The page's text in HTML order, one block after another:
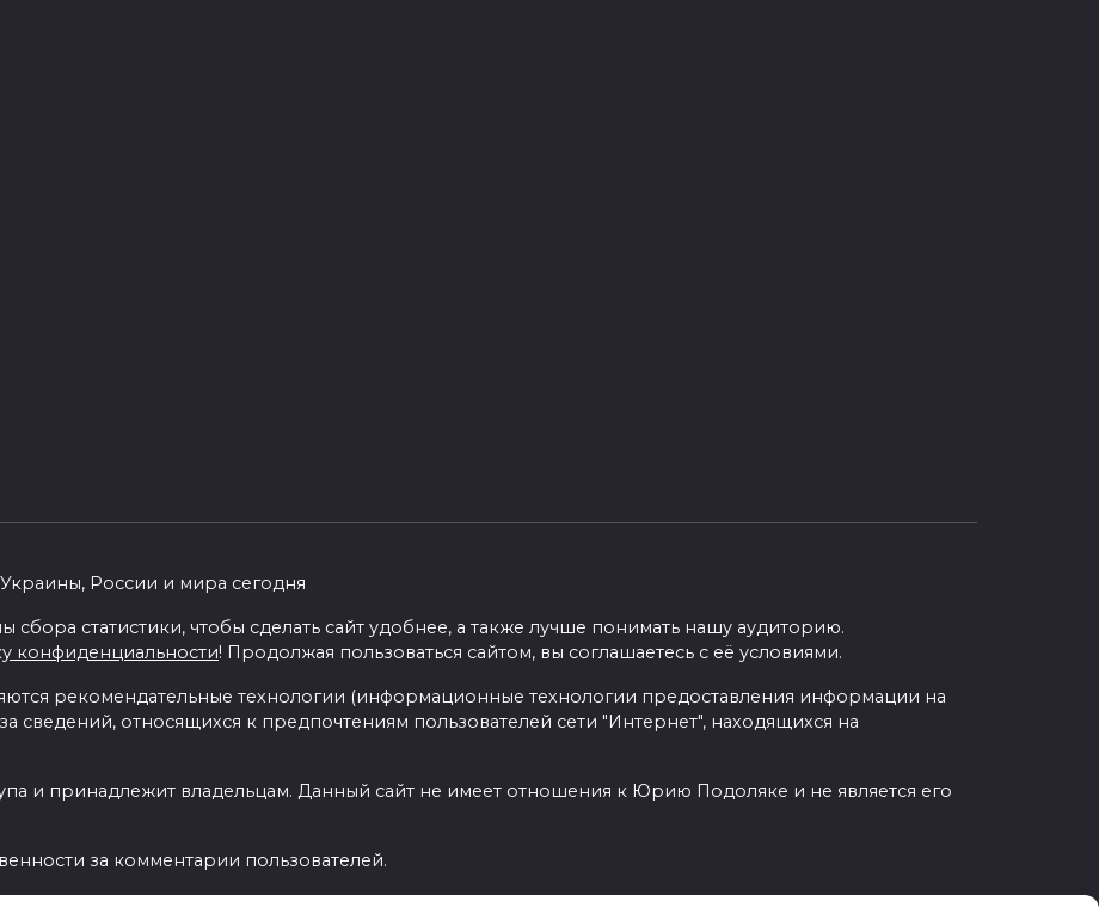
России и мира сегодня
статистики, чтобы сделать сайт удобнее, а также лучше понимать нашу аудиторию.
конфиденциальности! Продолжая пользоваться сайтом, вы соглашаетесь с её условиями.
рекомендательные технологии (информационные технологии предоставления информации на
сведений, относящихся к предпочтениям пользователей сети "Интернет", находящихся на
и принадлежит владельцам. Данный сайт не имеет отношения к Юрию Подоляке и не является его
за комментарии пользователей.